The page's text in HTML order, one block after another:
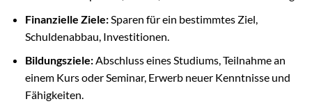
Finanzielle Ziele:Sparen für ein bestimmtes Ziel,
Schuldenabbau, Investitionen.
Bildungsziele:Abschluss eines Studiums, Teilnahme an
einem Kurs oder Seminar, Erwerb neuer Kenntnisse und
Fähigkeiten.